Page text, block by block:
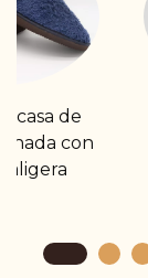
casa de
con